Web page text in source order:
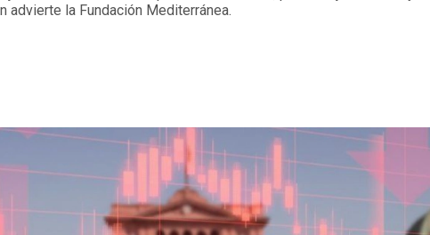
advierte la Fundación Mediterránea.